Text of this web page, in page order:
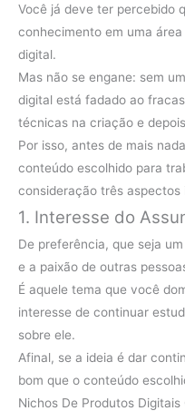
Você já deve ter percebido
conhecimento em uma
digital.
Mas não se engane: sem
digital está fadado ao
técnicas na criação e
Por isso, antes de mais
conteúdo escolhido para
consideração três aspectos
1. Interesse do
De preferência, que seja
e a paixão de outras
É aquele tema que você
interesse de continuar
sobre ele.
Afinal, se a ideia é dar
bom que o conteúdo
Nichos De Produtos Digitais